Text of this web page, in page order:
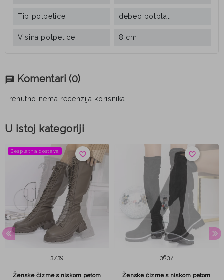
Tip potpetice debeo potplat
Visina potpetice 8 cm
chat Komentari (0)
Trenutno nema recenzija korisnika.
U istoj kategoriji
favorite_border
Besplatna dostava
3739
Ženske čizme s niskom petom
favorite_border
3637
Ženske čizme s niskom petom